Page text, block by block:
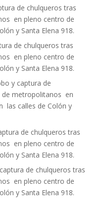
de chulqueros tras
en pleno centro de
y Santa Elena 918.
de chulqueros tras
en pleno centro de
y Santa Elena 918.
y captura de
de metropolitanos en
las calles de Colón y
de chulqueros tras
en pleno centro de
y Santa Elena 918.
de chulqueros tras
en pleno centro de
y Santa Elena 918.